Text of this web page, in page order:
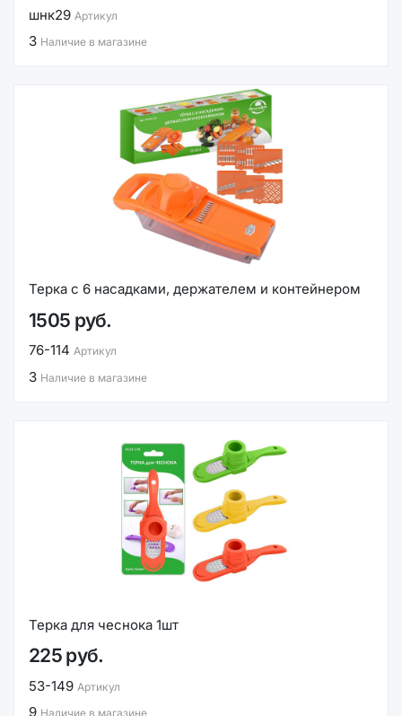
шнк29 Артикул
3 Наличие в магазине
Терка с 6 насадками, держателем и контейнером
1505 руб.
76-114 Артикул
3 Наличие в магазине
Терка для чеснока 1шт
225 руб.
53-149 Артикул
9 Наличие в магазине